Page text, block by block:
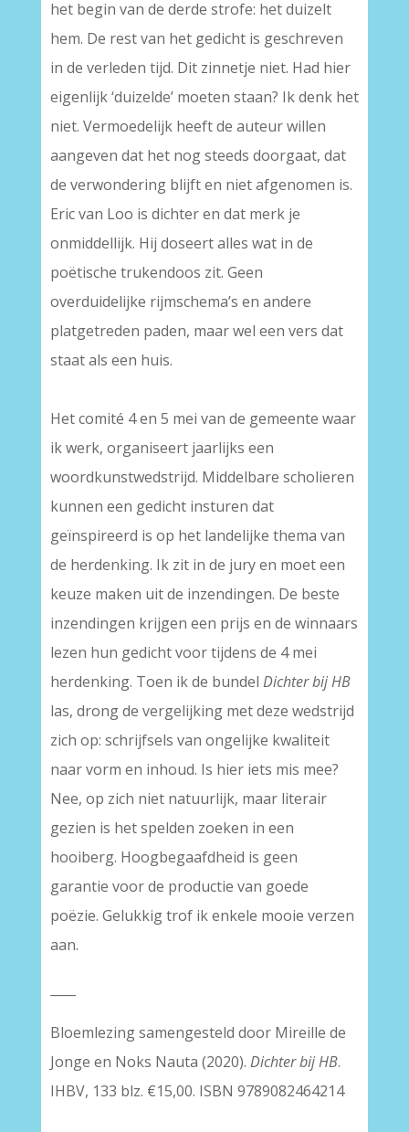
het begin van de derde strofe: het duizelt
hem. De rest van het gedicht is geschreven
in de verleden tijd. Dit zinnetje niet. Had hier
eigenlijk ‘duizelde’ moeten staan? Ik denk het
niet. Vermoedelijk heeft de auteur willen
aangeven dat het nog steeds doorgaat, dat
de verwondering blijft en niet afgenomen is.
Eric van Loo is dichter en dat merk je
onmiddellijk. Hij doseert alles wat in de
poëtische trukendoos zit. Geen
overduidelijke rijmschema’s en andere
platgetreden paden, maar wel een vers dat
staat als een huis.
Het comité 4 en 5 mei van de gemeente waar
ik werk, organiseert jaarlijks een
woordkunstwedstrijd. Middelbare scholieren
kunnen een gedicht insturen dat
geïnspireerd is op het landelijke thema van
de herdenking. Ik zit in de jury en moet een
keuze maken uit de inzendingen. De beste
inzendingen krijgen een prijs en de winnaars
lezen hun gedicht voor tijdens de 4 mei
herdenking. Toen ik de bundel Dichter bij HB
las, drong de vergelijking met deze wedstrijd
zich op: schrijfsels van ongelijke kwaliteit
naar vorm en inhoud. Is hier iets mis mee?
Nee, op zich niet natuurlijk, maar literair
gezien is het spelden zoeken in een
hooiberg. Hoogbegaafdheid is geen
garantie voor de productie van goede
poëzie. Gelukkig trof ik enkele mooie verzen
aan.
Bloemlezing samengesteld door Mireille de
Jonge en Noks Nauta (2020). Dichter bij HB.
IHBV, 133 blz. €15,00. ISBN 9789082464214